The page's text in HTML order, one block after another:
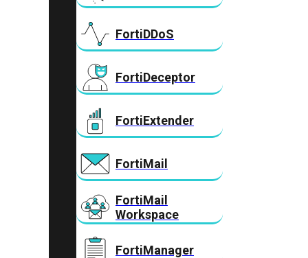
FortiDDoS
FortiDeceptor
FortiExtender
FortiMail
FortiMail
Workspace
FortiManager